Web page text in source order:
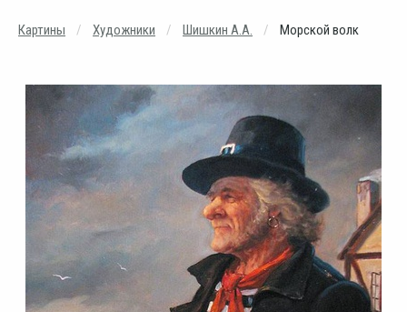
Картины Художники Шишкин А.А. Морской волк